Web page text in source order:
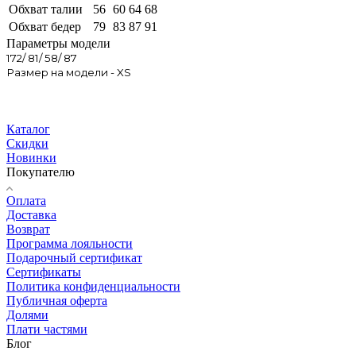
Обхват талии
56 60 64 68
Обхват бедер
79 83 87 91
Параметры модели
172/ 81/ 58/ 87
Размер на модели - XS
Каталог
Скидки
Новинки
Покупателю
Оплата
Доставка
Возврат
Программа лояльности
Подарочный сертификат
Сертификаты
Политика конфиденциальности
Публичная оферта
Долями
Плати частями
Блог